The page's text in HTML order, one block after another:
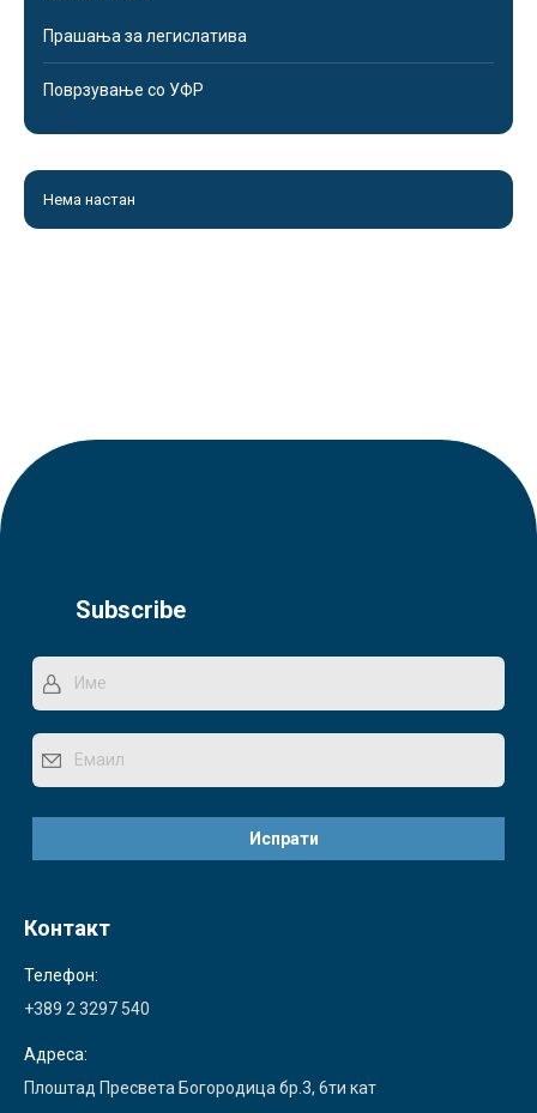
Прашања за легислатива
Поврзување со УФР
Нема настан
Subscribe
Контакт
Телефон:
+389 2 3297 540
Адреса:
Плоштад Пресвета Богородица бр.3, 6ти кат